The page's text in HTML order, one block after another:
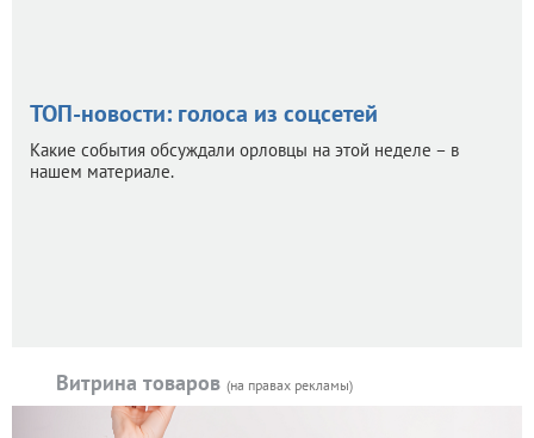
ТОП-новости: голоса из соцсетей
Какие события обсуждали орловцы на этой неделе – в
нашем материале.
Витрина товаров (на правах рекламы)